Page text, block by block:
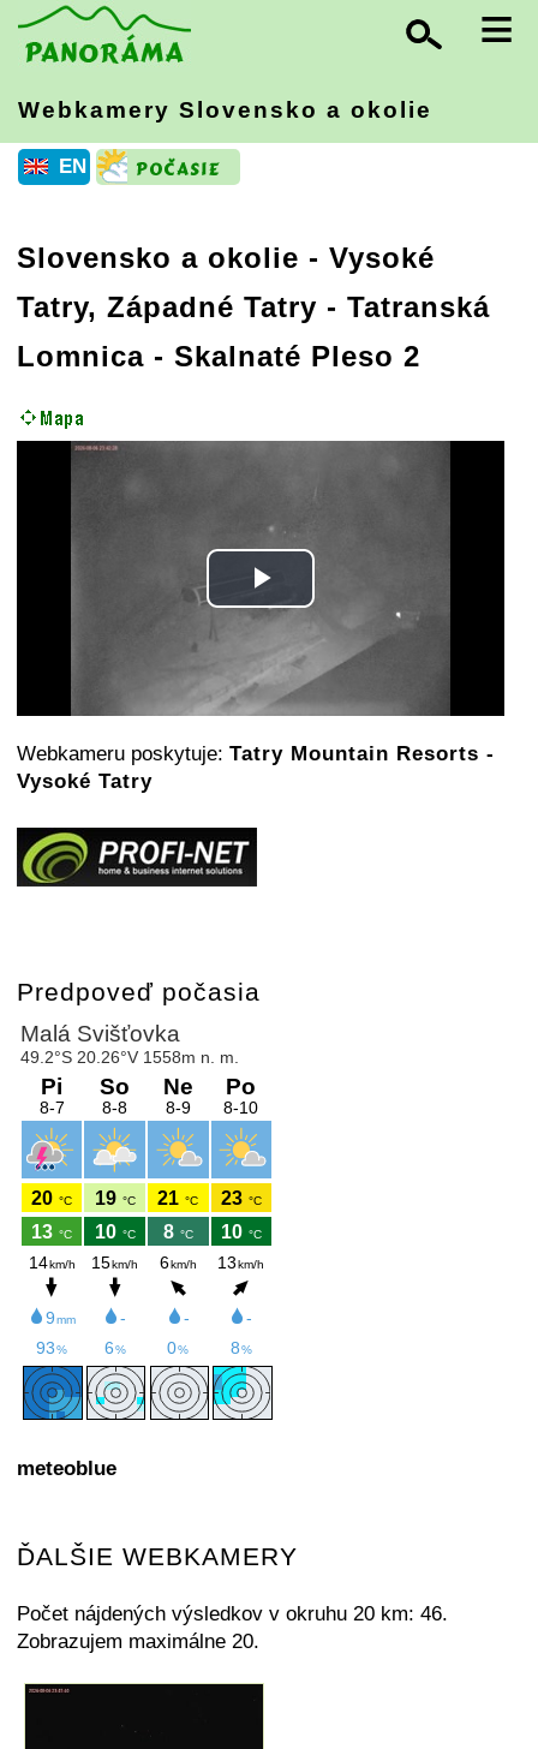
≡
Webkamery Slovensko a okolie
EN
Slovensko a okolie - Vysoké
Tatry, Západné Tatry - Tatranská
Lomnica - Skalnaté Pleso 2
Play
Video
Webkameru poskytuje: Tatry Mountain Resorts -
Vysoké Tatry
Predpoveď počasia
meteoblue
ĎALŠIE WEBKAMERY
Počet nájdených výsledkov v okruhu 20 km: 46.
Zobrazujem maximálne 20.